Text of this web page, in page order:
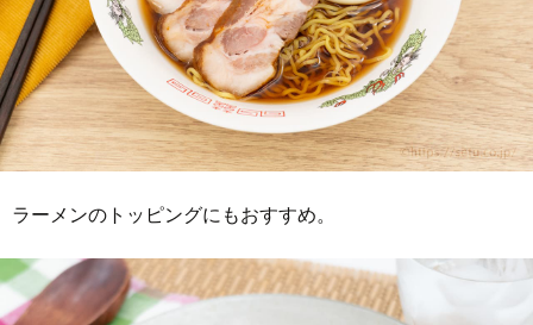
ラーメンのトッピングにもおすすめ。